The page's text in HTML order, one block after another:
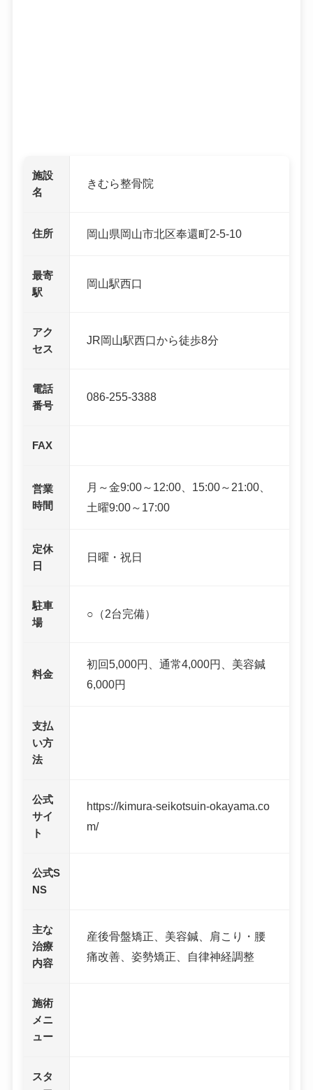
施設
名
きむら整骨院
住所 岡山県岡山市北区奉還町2-5-10
最寄
駅
岡山駅西口
アク
セス
JR岡山駅西口から徒歩8分
電話
番号
086-255-3388
FAX
営業
時間
月～金9:00～12:00、15:00～21:00、
土曜9:00～17:00
定休
日
日曜・祝日
駐車
場
○（2台完備）
料金
初回5,000円、通常4,000円、美容鍼
6,000円
支払
い方
法
公式
サイ
ト
https://kimura-seikotsuin-okayama.co
m/
公式S
NS
主な
治療
内容
産後骨盤矯正、美容鍼、肩こり・腰
痛改善、姿勢矯正、自律神経調整
施術
メニ
ュー
スタ